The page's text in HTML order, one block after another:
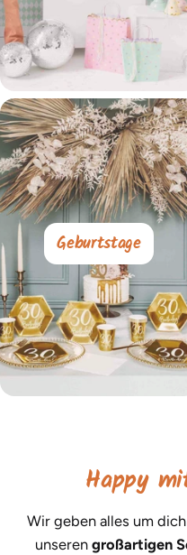
Geburtstage
Happy
Wir geben alles um dich
unseren großartigen